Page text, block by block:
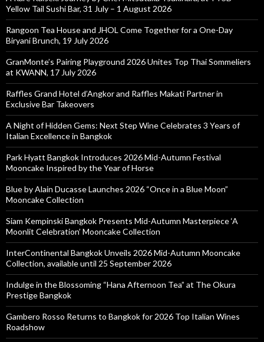
Yellow Tail Sushi Bar, 31 July – 1 August 2026
Rangoon Tea House and JHOL Come Together for a One-Day
Biryani Brunch, 19 July 2026
GranMonte’s Pairing Playground 2026 Unites Top Thai Sommeliers
at KWANN, 17 July 2026
Raffles Grand Hotel d’Angkor and Raffles Makati Partner in
Exclusive Bar Takeovers
A Night of Hidden Gems: Next Step Wine Celebrates 3 Years of
Italian Excellence in Bangkok
Park Hyatt Bangkok Introduces 2026 Mid-Autumn Festival
Mooncake Inspired by the Year of Horse
Blue by Alain Ducasse Launches 2026 “Once in a Blue Moon”
Mooncake Collection
Siam Kempinski Bangkok Presents Mid-Autumn Masterpiece ‘A
Moonlit Celebration’ Mooncake Collection
InterContinental Bangkok Unveils 2026 Mid-Autumn Mooncake
Collection, available until 25 September 2026
Indulge in the Blossoming “Hana Afternoon Tea” at The Okura
Prestige Bangkok
Gambero Rosso Returns to Bangkok for 2026 Top Italian Wines
Roadshow